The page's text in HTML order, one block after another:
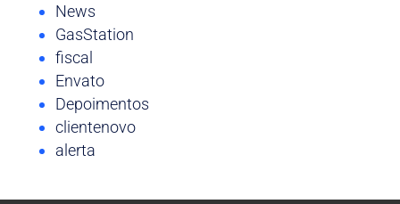
News
GasStation
fiscal
Envato
Depoimentos
clientenovo
alerta